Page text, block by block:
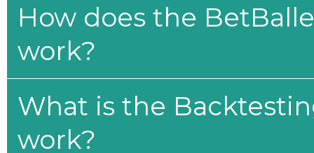
How does the
work?
What is the
work?